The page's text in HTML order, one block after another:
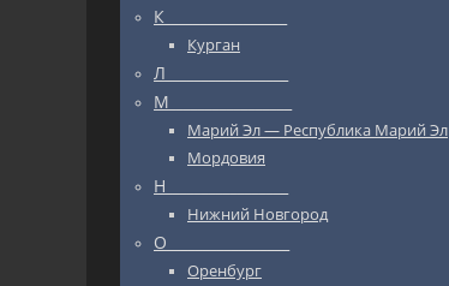
К_________________
Курган
Л_________________
М_________________
Марий Эл — Республика Марий Эл
Мордовия
Н_________________
Нижний Новгород
О_________________
Оренбург